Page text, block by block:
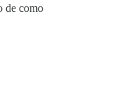
de como